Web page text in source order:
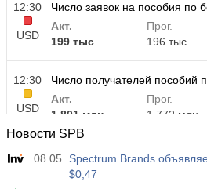
12:30
USD
Число заявок на пособия по
Акт.
199 тыс
Прог.
196 тыс
12:30
USD
Число получателей пособий
Акт.
1.801 млн
Прог.
1.772 млн
Новости SPB
08.05
Spectrum Brands
$0,47